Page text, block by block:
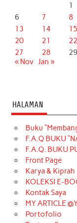
1
6
7 8
13
14 15
20
21 22
27
28 29
« Nov Jan »
HALAMAN
Buku
F.A.Q BUKU
F.A.Q. BUKU
Front Page
Karya & Kiprah
KOLEKSI E-
Kontak Saya
MY ARTICLE
Portofolio